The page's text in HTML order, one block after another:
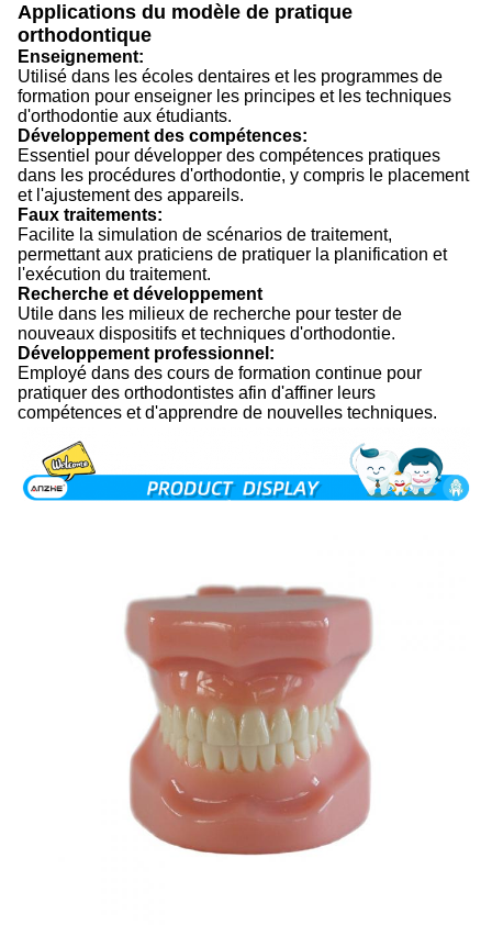
Applications du modèle de pratique
orthodontique
Enseignement:
Utilisé dans les écoles dentaires et les programmes de
formation pour enseigner les principes et les techniques
d'orthodontie aux étudiants.
Développement des compétences:
Essentiel pour développer des compétences pratiques
dans les procédures d'orthodontie, y compris le placement
et l'ajustement des appareils.
Faux traitements:
Facilite la simulation de scénarios de traitement,
permettant aux praticiens de pratiquer la planification et
l'exécution du traitement.
Recherche et développement
Utile dans les milieux de recherche pour tester de
nouveaux dispositifs et techniques d'orthodontie.
Développement professionnel:
Employé dans des cours de formation continue pour
pratiquer des orthodontistes afin d'affiner leurs
compétences et d'apprendre de nouvelles techniques.